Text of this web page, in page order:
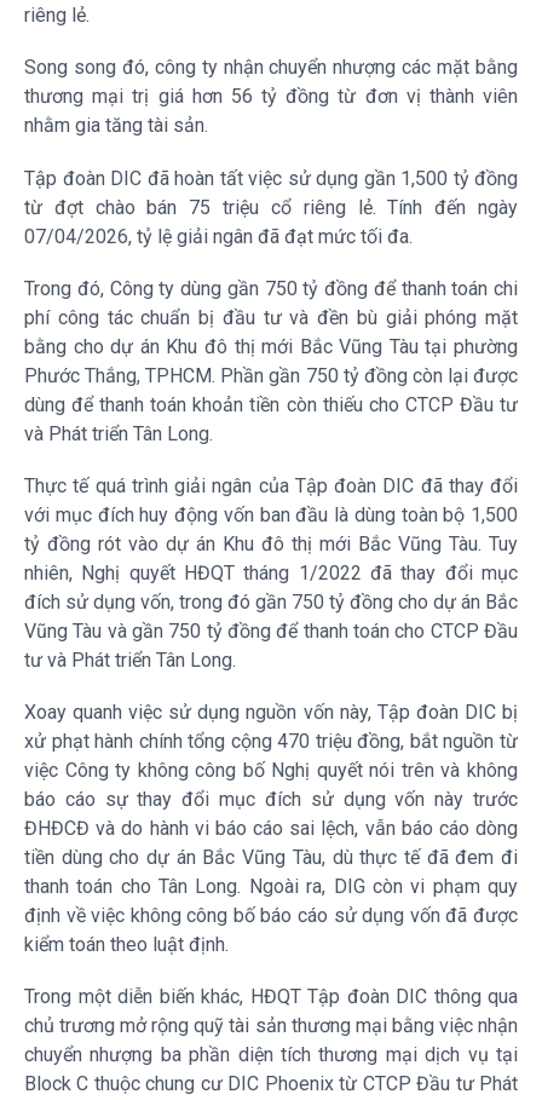
riêng lẻ.
Song song đó, công ty nhận chuyển nhượng các mặt bằng
thương mại trị giá hơn 56 tỷ đồng từ đơn vị thành viên
nhằm gia tăng tài sản.
Tập đoàn DIC đã hoàn tất việc sử dụng gần 1,500 tỷ đồng
từ đợt chào bán 75 triệu cổ riêng lẻ. Tính đến ngày
07/04/2026, tỷ lệ giải ngân đã đạt mức tối đa.
Trong đó, Công ty dùng gần 750 tỷ đồng để thanh toán chi
phí công tác chuẩn bị đầu tư và đền bù giải phóng mặt
bằng cho dự án Khu đô thị mới Bắc Vũng Tàu tại phường
Phước Thắng, TPHCM. Phần gần 750 tỷ đồng còn lại được
dùng để thanh toán khoản tiền còn thiếu cho CTCP Đầu tư
và Phát triển Tân Long.
Thực tế quá trình giải ngân của Tập đoàn DIC đã thay đổi
với mục đích huy động vốn ban đầu là dùng toàn bộ 1,500
tỷ đồng rót vào dự án Khu đô thị mới Bắc Vũng Tàu. Tuy
nhiên, Nghị quyết HĐQT tháng 1/2022 đã thay đổi mục
đích sử dụng vốn, trong đó gần 750 tỷ đồng cho dự án Bắc
Vũng Tàu và gần 750 tỷ đồng để thanh toán cho CTCP Đầu
tư và Phát triển Tân Long.
Xoay quanh việc sử dụng nguồn vốn này, Tập đoàn DICbị
xử phạt hành chính tổng cộng 470 triệu đồng, bắt nguồn từ
việc Công ty không công bố Nghị quyết nói trên và không
báo cáo sự thay đổi mục đích sử dụng vốn này trước
ĐHĐCĐ và do hành vi báo cáo sai lệch, vẫn báo cáo dòng
tiền dùng cho dự án Bắc Vũng Tàu, dù thực tế đã đem đi
thanh toán cho Tân Long. Ngoài ra, DIG còn vi phạm quy
định về việc không công bố báo cáo sử dụng vốn đã được
kiểm toán theo luật định.
Trong một diễn biến khác, HĐQT Tập đoàn DIC thông qua
chủ trương mở rộng quỹ tài sản thương mại bằng việc nhận
chuyển nhượng ba phần diện tích thương mại dịch vụ tại
Block C thuộc chung cư DIC Phoenix từ CTCP Đầu tư Phát